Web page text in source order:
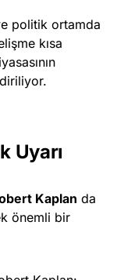
politik ortamda
kısa
Uyarı
Kaplan da
önemli bir